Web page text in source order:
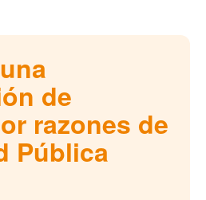
de
razones de
Pública